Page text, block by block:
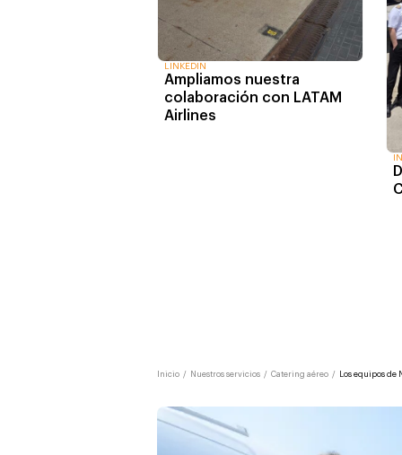
LINKEDIN
Ampliamos nuestra
colaboración con LATAM
Airlines
Inicio / Nuestros servicios / Catering aéreo / Los equipos de